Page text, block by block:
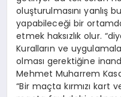
oluşturulmasını yanlış
yapabileceği bir
etmek haksızlık olur.
Kuralların ve
olması gerektiğine
Mehmet Muharrem
“Bir maçta kırmızı kart